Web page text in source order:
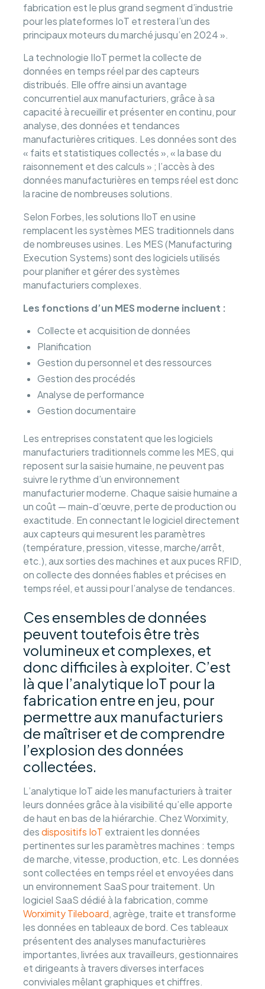
fabrication est le plus grand segment d’industrie
pour les plateformes IoT et restera l’un des
principaux moteurs du marché jusqu’en 2024 ».
La technologie IIoT permet la collecte de
données en temps réel par des capteurs
distribués. Elle offre ainsi un avantage
concurrentiel aux manufacturiers, grâce à sa
capacité à recueillir et présenter en continu, pour
analyse, des données et tendances
manufacturières critiques. Les données sont des
« faits et statistiques collectés », « la base du
raisonnement et des calculs » ; l’accès à des
données manufacturières en temps réel est donc
la racine de nombreuses solutions.
Selon Forbes, les solutions IIoT en usine
remplacent les systèmes MES traditionnels dans
de nombreuses usines. Les MES (Manufacturing
Execution Systems) sont des logiciels utilisés
pour planifier et gérer des systèmes
manufacturiers complexes.
Les fonctions d’un MES moderne incluent :
Collecte et acquisition de données
Planification
Gestion du personnel et des ressources
Gestion des procédés
Analyse de performance
Gestion documentaire
Les entreprises constatent que les logiciels
manufacturiers traditionnels comme les MES, qui
reposent sur la saisie humaine, ne peuvent pas
suivre le rythme d’un environnement
manufacturier moderne. Chaque saisie humaine a
un coût — main-d’œuvre, perte de production ou
exactitude. En connectant le logiciel directement
aux capteurs qui mesurent les paramètres
(température, pression, vitesse, marche/arrêt,
etc.), aux sorties des machines et aux puces RFID,
on collecte des données fiables et précises en
temps réel, et aussi pour l’analyse de tendances.
Ces ensembles de données
peuvent toutefois être très
volumineux et complexes, et
donc difficiles à exploiter. C’est
là que l’analytique IoT pour la
fabrication entre en jeu, pour
permettre aux manufacturiers
de maîtriser et de comprendre
l’explosion des données
collectées.
L’analytique IoT aide les manufacturiers à traiter
leurs données grâce à la visibilité qu’elle apporte
de haut en bas de la hiérarchie. Chez Worximity,
desdispositifs IoT extraient les données
pertinentes sur les paramètres machines : temps
de marche, vitesse, production, etc. Les données
sont collectées en temps réel et envoyées dans
un environnement SaaS pour traitement. Un
logiciel SaaS dédié à la fabrication, comme
Worximity Tileboard, agrège, traite et transforme
les données en tableaux de bord. Ces tableaux
présentent des analyses manufacturières
importantes, livrées aux travailleurs, gestionnaires
et dirigeants à travers diverses interfaces
conviviales mêlant graphiques et chiffres.